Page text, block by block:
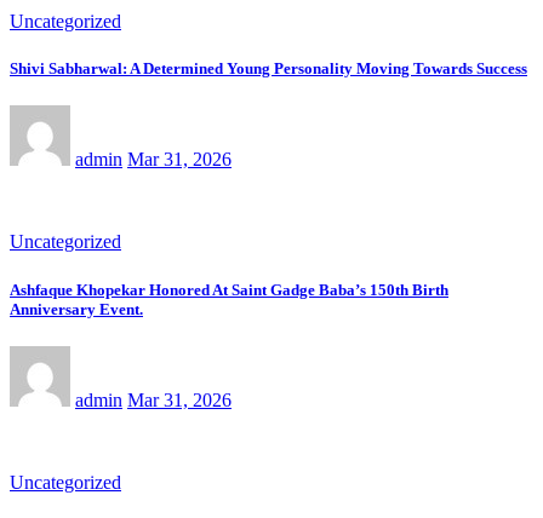
Uncategorized
Shivi Sabharwal: A Determined Young Personality Moving Towards Success
admin Mar 31, 2026
Uncategorized
Ashfaque Khopekar Honored At Saint Gadge Baba’s 150th Birth
Anniversary Event.
admin Mar 31, 2026
Uncategorized